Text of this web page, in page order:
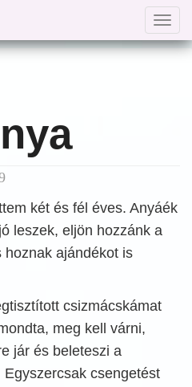
két és fél éves. Anyáék
leszek, eljön hozzánk a
hoznak ajándékot is
csizmácskámat
meg kell várni,
jár és beleteszi a
csengetést